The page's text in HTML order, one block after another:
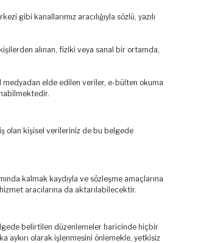
gibi kanallarımız aracılığıyla sözlü, yazılı
alınan, fiziki veya sanal bir ortamda,
medyadan elde edilen veriler, e-bülten okuma
olan kişisel verileriniz de bu belgede
kalmak kaydıyla ve sözleşme amaçlarına
aracılarına da aktarılabilecektir.
belirtilen düzenlemeler haricinde hiçbir
aykırı olarak işlenmesini önlemekle, yetkisiz